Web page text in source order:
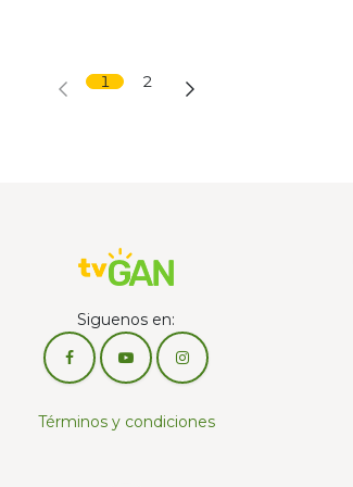
1 2
Siguenos en:
Términos y condiciones